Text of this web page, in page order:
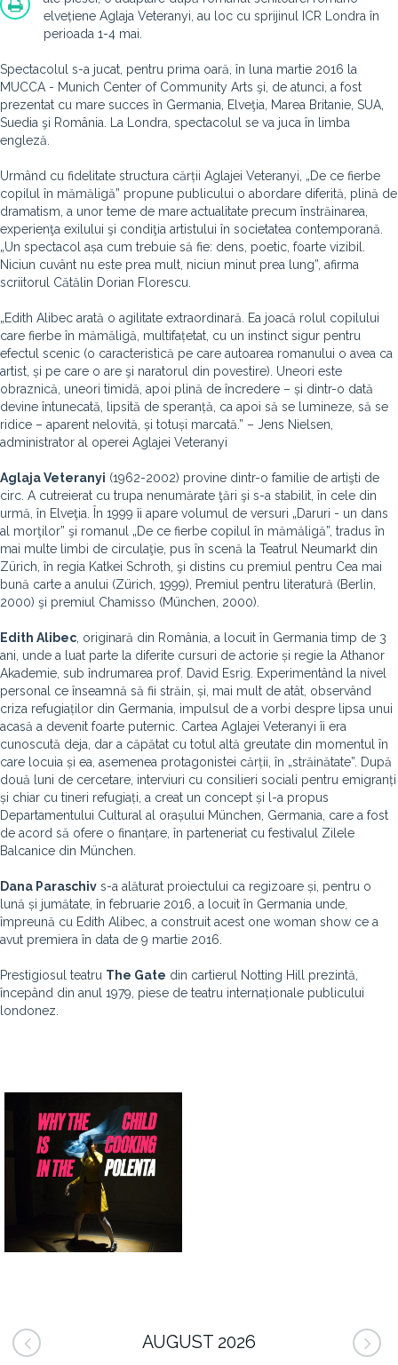
elvețiene Aglaja Veteranyi, au loc cu sprijinul ICR Londra în
perioada 1-4 mai.
Spectacolul s-a jucat, pentru prima oară, în luna martie 2016 la
MUCCA - Munich Center of Community Arts şi, de atunci, a fost
prezentat cu mare succes în Germania, Elveţia, Marea Britanie, SUA,
Suedia şi România. La Londra, spectacolul se va juca în limba
engleză.
Urmând cu fidelitate structura cărții Aglajei Veteranyi, „De ce fierbe
copilul în mămăligă” propune publicului o abordare diferită, plină de
dramatism, a unor teme de mare actualitate precum înstrăinarea,
experienţa exilului şi condiţia artistului în societatea contemporană.
„Un spectacol așa cum trebuie să fie: dens, poetic, foarte vizibil.
Niciun cuvânt nu este prea mult, niciun minut prea lung”, afirma
scriitorul Cătălin Dorian Florescu.
„Edith Alibec arată o agilitate extraordinară. Ea joacă rolul copilului
care fierbe în mămăligă, multifațetat, cu un instinct sigur pentru
efectul scenic (o caracteristică pe care autoarea romanului o avea ca
artist, și pe care o are şi naratorul din povestire). Uneori este
obraznică, uneori timidă, apoi plină de încredere – și dintr-o dată
devine întunecată, lipsită de speranță, ca apoi să se lumineze, să se
ridice – aparent nelovită, și totuși marcată.” – Jens Nielsen,
administrator al operei Aglajei Veteranyi
Aglaja Veteranyi (1962-2002) provine dintr-o familie de artişti de
circ. A cutreierat cu trupa nenumărate ţări şi s-a stabilit, în cele din
urmă, în Elveţia. În 1999 îi apare volumul de versuri „Daruri - un dans
al morţilor” şi romanul „De ce fierbe copilul în mămăligă”, tradus în
mai multe limbi de circulaţie, pus în scenă la Teatrul Neumarkt din
Zürich, în regia Katkei Schroth, şi distins cu premiul pentru Cea mai
bună carte a anului (Zürich, 1999), Premiul pentru literatură (Berlin,
2000) şi premiul Chamisso (München, 2000).
Edith Alibec , originară din România, a locuit în Germania timp de 3
ani, unde a luat parte la diferite cursuri de actorie și regie la Athanor
Akademie, sub îndrumarea prof. David Esrig. Experimentând la nivel
personal ce înseamnă să fii străin, și, mai mult de atât, observând
criza refugiaților din Germania, impulsul de a vorbi despre lipsa unui
acasă a devenit foarte puternic. Cartea Aglajei Veteranyi îi era
cunoscută deja, dar a căpătat cu totul altă greutate din momentul în
care locuia și ea, asemenea protagonistei cărții, în „străinătate”. După
două luni de cercetare, interviuri cu consilieri sociali pentru emigranți
și chiar cu tineri refugiați, a creat un concept și l-a propus
Departamentului Cultural al orașului München, Germania, care a fost
de acord să ofere o finanțare, în parteneriat cu festivalul Zilele
Balcanice din München.
Dana Paraschiv s-a alăturat proiectului ca regizoare și, pentru o
lună și jumătate, în februarie 2016, a locuit în Germania unde,
împreună cu Edith Alibec, a construit acest one woman show ce a
avut premiera în data de 9 martie 2016.
Prestigiosul teatru The Gate din cartierul Notting Hill prezintă,
începând din anul 1979, piese de teatru internaționale publicului
londonez.
AUGUST 2026